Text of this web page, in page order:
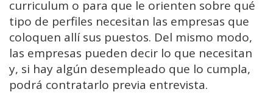
curriculum o para que le orienten sobre qué
tipo de perfiles necesitan las empresas que
coloquen allí sus puestos. Del mismo modo,
las empresas pueden decir lo que necesitan
y, si hay algún desempleado que lo cumpla,
podrá contratarlo previa entrevista.